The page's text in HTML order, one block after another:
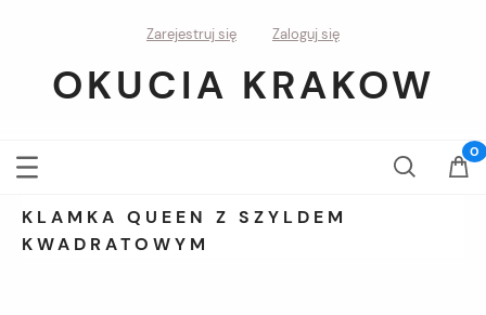
Zarejestruj się Zaloguj się
OKUCIA KRAKOW
KLAMKA QUEEN Z SZYLDEM
KWADRATOWYM